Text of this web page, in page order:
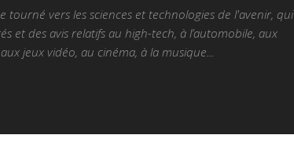
tourné vers les sciences et technologies de l'avenir, qui
et des avis relatifs au high-tech, à l’automobile, aux
jeux vidéo, au cinéma, à la musique...